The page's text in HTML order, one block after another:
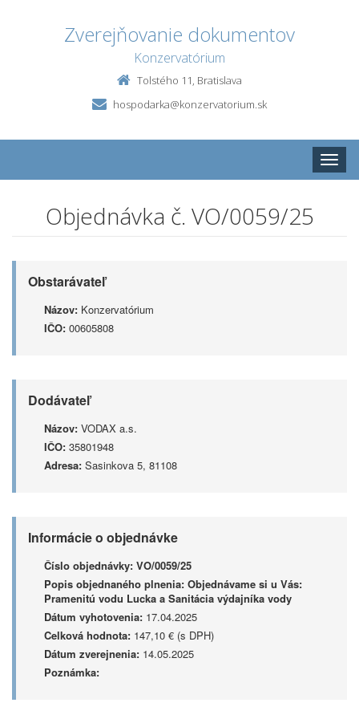
Zverejňovanie dokumentov
Konzervatórium
Tolstého 11, Bratislava
hospodarka@konzervatorium.sk
Toggle
Objednávka č. VO/0059/25
Obstarávateľ
Názov: Konzervatórium
IČO: 00605808
Dodávateľ
Názov: VODAX a.s.
IČO: 35801948
Adresa: Sasinkova 5, 81108
Informácie o objednávke
Číslo objednávky: VO/0059/25
Popis objednaného plnenia: Objednávame si u Vás:
Pramenitú vodu Lucka a Sanitácia výdajníka vody
Dátum vyhotovenia: 17.04.2025
Celková hodnota: 147,10 € (s DPH)
Dátum zverejnenia: 14.05.2025
Poznámka: